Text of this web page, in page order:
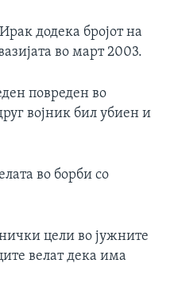
додека бројот на
во март 2003.
повреден во
војник бил убиен и
во борби со
цели во јужните
велат дека има